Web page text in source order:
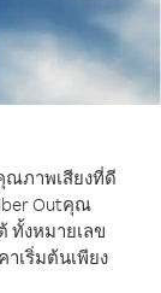
ภาพเสียงที่ดี
Outคุณ
ทั้งหมายเลข
เริ่มต้นเพียง